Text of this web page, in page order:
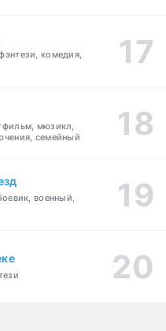
комедия,
мюзикл,
семейный
военный,